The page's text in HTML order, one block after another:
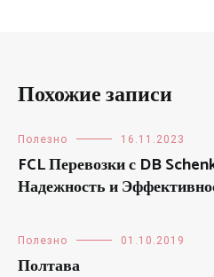
Похожие записи
Полезно 16.11.2023
FCL Перевозки с DB
Надежность и
Полезно 01.10.2019
Полтава